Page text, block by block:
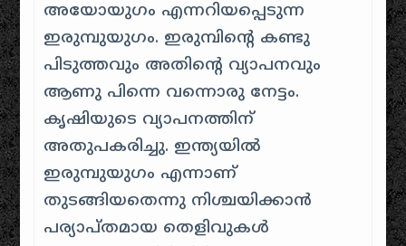
അയോയുഗം എന്നറിയപ്പെടുന്ന
ഇരുമ്പുയുഗം. ഇരുമ്പിന്റെ കണ്ടു
പിടുത്തവും അതിന്റെ വ്യാപനവും
ആണു പിന്നെ വന്നൊരു നേട്ടം.
കൃഷിയുടെ വ്യാപനത്തിന്
അതുപകരിച്ചു. ഇന്ത്യയിൽ
ഇരുമ്പുയുഗം എന്നാണ്
തുടങ്ങിയതെന്നു നിശ്ചയിക്കാൻ
പര്യാപ്തമായ തെളിവുകൾ